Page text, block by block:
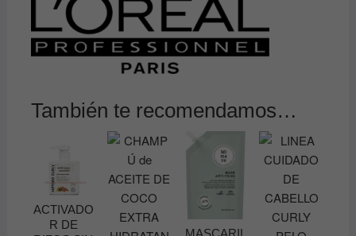
También te recomendamos…
ACTIVADO
R DE
MASCARIL